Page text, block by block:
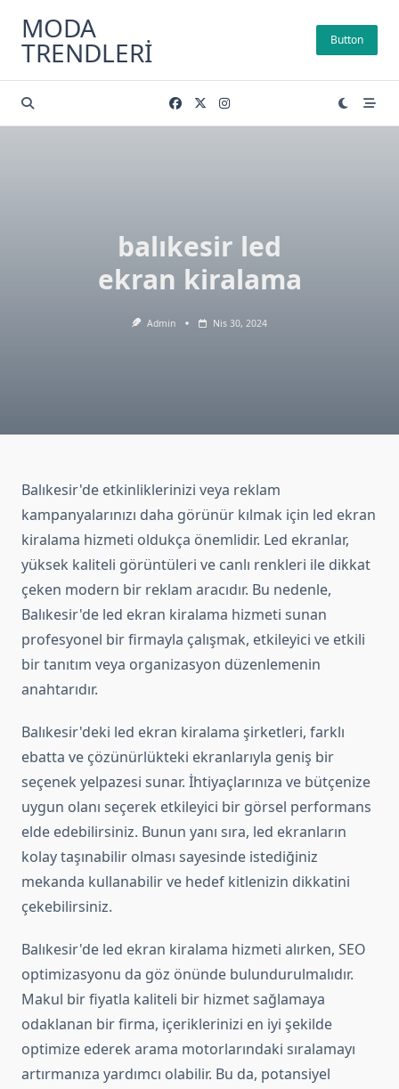
content
MODA
TRENDLERI Button
balıkesir led
ekran kiralama
Admin Nis 30, 2024
Balıkesir'de etkinliklerinizi veya reklam
kampanyalarınızı daha görünür kılmak için led ekran
kiralama hizmeti oldukça önemlidir. Led ekranlar,
yüksek kaliteli görüntüleri ve canlı renkleri ile dikkat
çeken modern bir reklam aracıdır. Bu nedenle,
Balıkesir'de led ekran kiralama hizmeti sunan
profesyonel bir firmayla çalışmak, etkileyici ve etkili
bir tanıtım veya organizasyon düzenlemenin
anahtarıdır.
Balıkesir'deki led ekran kiralama şirketleri, farklı
ebatta ve çözünürlükteki ekranlarıyla geniş bir
seçenek yelpazesi sunar. İhtiyaçlarınıza ve bütçenize
uygun olanı seçerek etkileyici bir görsel performans
elde edebilirsiniz. Bunun yanı sıra, led ekranların
kolay taşınabilir olması sayesinde istediğiniz
mekanda kullanabilir ve hedef kitlenizin dikkatini
çekebilirsiniz.
Balıkesir'de led ekran kiralama hizmeti alırken, SEO
optimizasyonu da göz önünde bulundurulmalıdır.
Makul bir fiyatla kaliteli bir hizmet sağlamaya
odaklanan bir firma, içeriklerinizi en iyi şekilde
optimize ederek arama motorlarındaki sıralamayı
artırmanıza yardımcı olabilir. Bu da, potansiyel